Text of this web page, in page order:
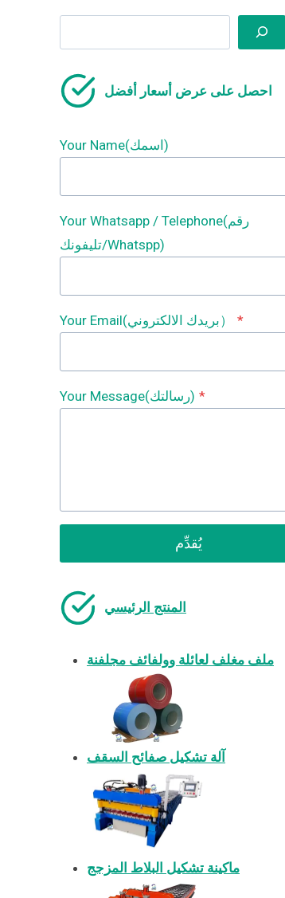
احصل على عرض أسعار أفضل
Your Name(اسمك)
Your Whatsapp / Telephone(رقم
تليفونك/Whatspp)
Your Email(بريدك الالكتروني） *
Your Message(رسالتك) *
يُقدِّم
المنتج الرئيسي
ملف مغلف لعائلة وولفائف مجلفنة
آلة تشكيل صفائح السقف
ماكينة تشكيل البلاط المزجج